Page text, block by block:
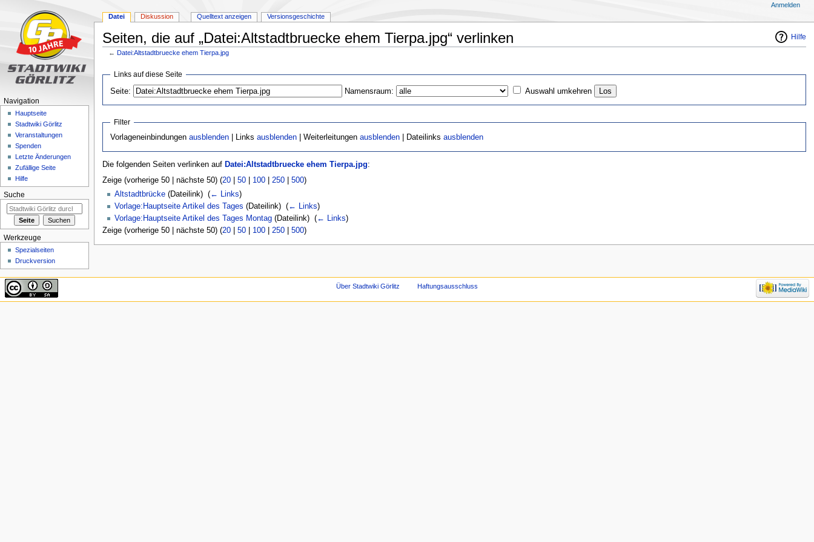
Hilfe
Seiten, die auf „Datei:Altstadtbruecke ehem Tierpa.jpg“ verlinken
←Datei:Altstadtbruecke ehem Tierpa.jpg
springen
springen
Links auf diese Seite
Seite: Namensraum: Auswahl umkehren
Filter
Vorlageneinbindungenausblenden | Linksausblenden | Weiterleitungenausblenden | Dateilinksausblenden
Die folgenden Seiten verlinken auf Datei:Altstadtbruecke ehem Tierpa.jpg:
Zeige (vorherige 50 | nächste 50) (20| 50| 100| 250| 500)
Altstadtbrücke(Dateilink) ‎ (← Links)
Vorlage:Hauptseite Artikel des Tages (Dateilink) ‎ (← Links)
Vorlage:Hauptseite Artikel des Tages Montag(Dateilink) ‎ (← Links)
Zeige (vorherige 50 | nächste 50) (20| 50| 100| 250| 500)
Datei Diskussion Quelltext anzeigen Versionsgeschichte
Anmelden
Navigation
Hauptseite
Stadtwiki Görlitz
Veranstaltungen
Spenden
Letzte Änderungen
Zufällige Seite
Hilfe
Suche
Werkzeuge
Spezialseiten
Druckversion
Über Stadtwiki Görlitz Haftungsausschluss